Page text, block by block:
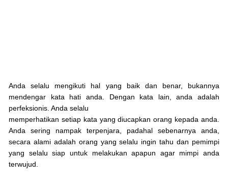
Anda selalu mengikuti hal yang baik dan benar, bukannya
mendengar kata hati anda. Dengan kata lain, anda adalah
perfeksionis. Anda selalu
memperhatikan setiap kata yang diucapkan orang kepada anda.
Anda sering nampak terpenjara, padahal sebenarnya anda,
secara alami adalah orang yang selalu ingin tahu dan pemimpi
yang selalu siap untuk melakukan apapun agar mimpi anda
terwujud.